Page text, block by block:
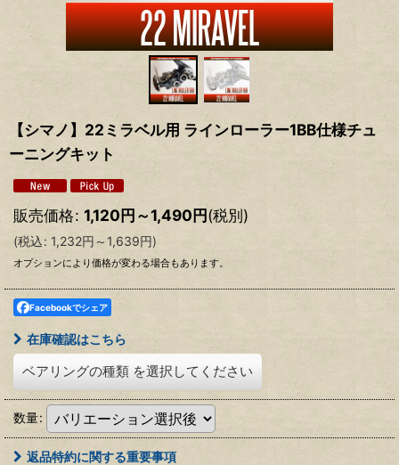
【シマノ】22ミラベル用 ラインローラー1BB仕様チュ
ーニングキット
販売価格: 1,120円～1,490円(税別)
(税込: 1,232円 ～1,639円)
オプションにより価格が変わる場合もあります。
Facebookでシェア
在庫確認はこちら
ベアリングの種類 を選択してください
数量:
返品特約に関する重要事項